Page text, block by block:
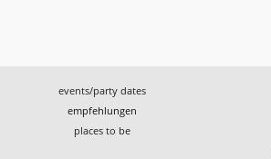
events/party dates
empfehlungen
places to be